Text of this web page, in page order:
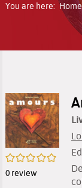
You are here:
/5
0 review